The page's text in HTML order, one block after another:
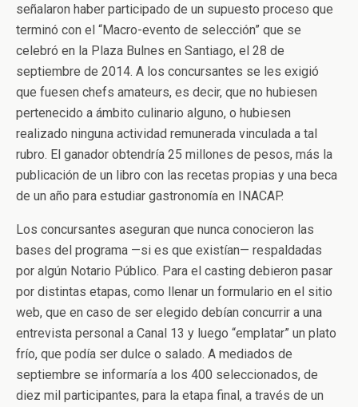
señalaron haber participado de un supuesto proceso que
terminó con el “Macro-evento de selección” que se
celebró en la Plaza Bulnes en Santiago, el 28 de
septiembre de 2014. A los concursantes se les exigió
que fuesen chefs amateurs, es decir, que no hubiesen
pertenecido a ámbito culinario alguno, o hubiesen
realizado ninguna actividad remunerada vinculada a tal
rubro. El ganador obtendría 25 millones de pesos, más la
publicación de un libro con las recetas propias y una beca
de un año para estudiar gastronomía en INACAP.
Los concursantes aseguran que nunca conocieron las
bases del programa —si es que existían— respaldadas
por algún Notario Público. Para el casting debieron pasar
por distintas etapas, como llenar un formulario en el sitio
web, que en caso de ser elegido debían concurrir a una
entrevista personal a Canal 13 y luego “emplatar” un plato
frío, que podía ser dulce o salado. A mediados de
septiembre se informaría a los 400 seleccionados, de
diez mil participantes, para la etapa final, a través de un